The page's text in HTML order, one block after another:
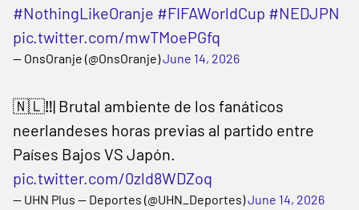
#NothingLikeOranje #FIFAWorldCup #NEDJPN
pic.twitter.com/mwTMoePGfq
— OnsOranje (@OnsOranje)June 14, 2026
🇳🇱‼️| Brutal ambiente de los fanáticos
neerlandeses horas previas al partido entre
Países Bajos VS Japón.
pic.twitter.com/0zld8WDZoq
— UHN Plus — Deportes (@UHN_Deportes)June 14, 2026